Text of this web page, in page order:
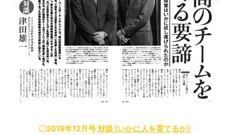
〇2019年12月号対談〈いかに人を育てるか〉